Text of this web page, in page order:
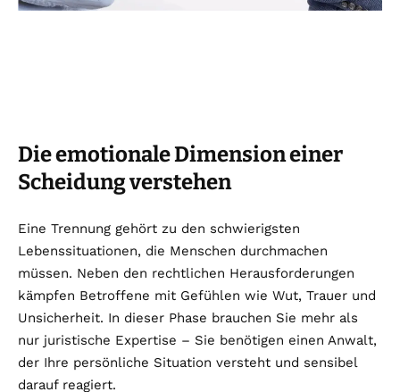
Die emotionale Dimension einer
Scheidung verstehen
Eine Trennung gehört zu den schwierigsten
Lebenssituationen, die Menschen durchmachen
müssen. Neben den rechtlichen Herausforderungen
kämpfen Betroffene mit Gefühlen wie Wut, Trauer und
Unsicherheit. In dieser Phase brauchen Sie mehr als
nur juristische Expertise – Sie benötigen einen Anwalt,
der Ihre persönliche Situation versteht und sensibel
darauf reagiert.